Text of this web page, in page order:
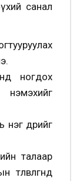
санал
ногдох
өдрийг
талаар